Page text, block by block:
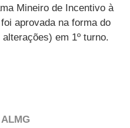
Mineiro de Incentivo à
aprovada na forma do
em 1º turno.